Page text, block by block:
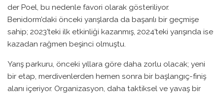
der Poel, bu nedenle favori olarak gösteriliyor.
Benidorm’daki önceki yarışlarda da başarılı bir geçmişe
sahip; 2023’teki ilk etkinliği kazanmış, 2024’teki yarışında ise
kazadan rağmen beşinci olmuştu.
Yarış parkuru, önceki yıllara göre daha zorlu olacak; yeni
bir etap, merdivenlerden hemen sonra bir başlangıç-finiş
alanı içeriyor. Organizasyon, daha taktiksel ve yavaş bir